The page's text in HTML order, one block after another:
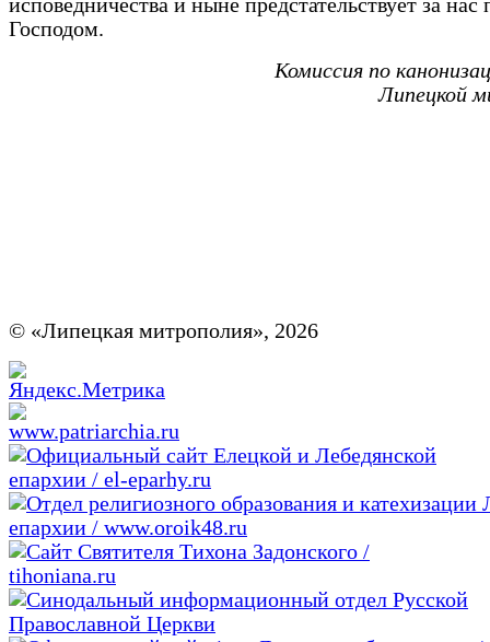
исповедничества и ныне предстательствует за нас
Господом.
Комиссия по
Липецкой
© «Липецкая митрополия», 2026